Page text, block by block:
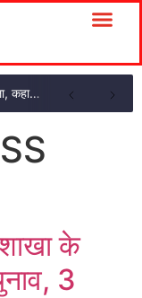
राहुल गांधी ने कार की टंकी खोलकर E20 पर हमला बोला, कहा- पूरी दाल ही काली है
के
3